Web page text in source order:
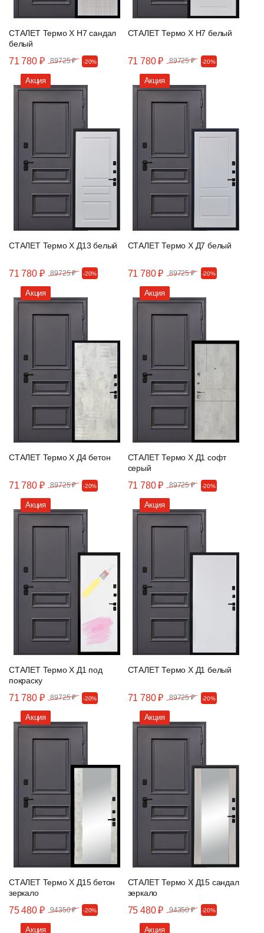
СТАЛЕТ Термо Х Н7 сандал
белый
71 780 ₽ 89725 ₽ -20%
СТАЛЕТ Термо Х Н7 белый
71 780 ₽ 89725 ₽ -20%
Акция
СТАЛЕТ Термо Х Д13 белый
71 780 ₽ 89725 ₽ -20%
Акция
СТАЛЕТ Термо Х Д7 белый
71 780 ₽ 89725 ₽ -20%
Акция
СТАЛЕТ Термо Х Д4 бетон
71 780 ₽ 89725 ₽ -20%
Акция
СТАЛЕТ Термо Х Д1 софт
серый
71 780 ₽ 89725 ₽ -20%
Акция
СТАЛЕТ Термо Х Д1 под
покраску
71 780 ₽ 89725 ₽ -20%
Акция
СТАЛЕТ Термо Х Д1 белый
71 780 ₽ 89725 ₽ -20%
Акция
СТАЛЕТ Термо Х Д15 бетон
зеркало
75 480 ₽ 94350 ₽ -20%
Акция
СТАЛЕТ Термо Х Д15 сандал
зеркало
75 480 ₽ 94350 ₽ -20%
Акция Акция